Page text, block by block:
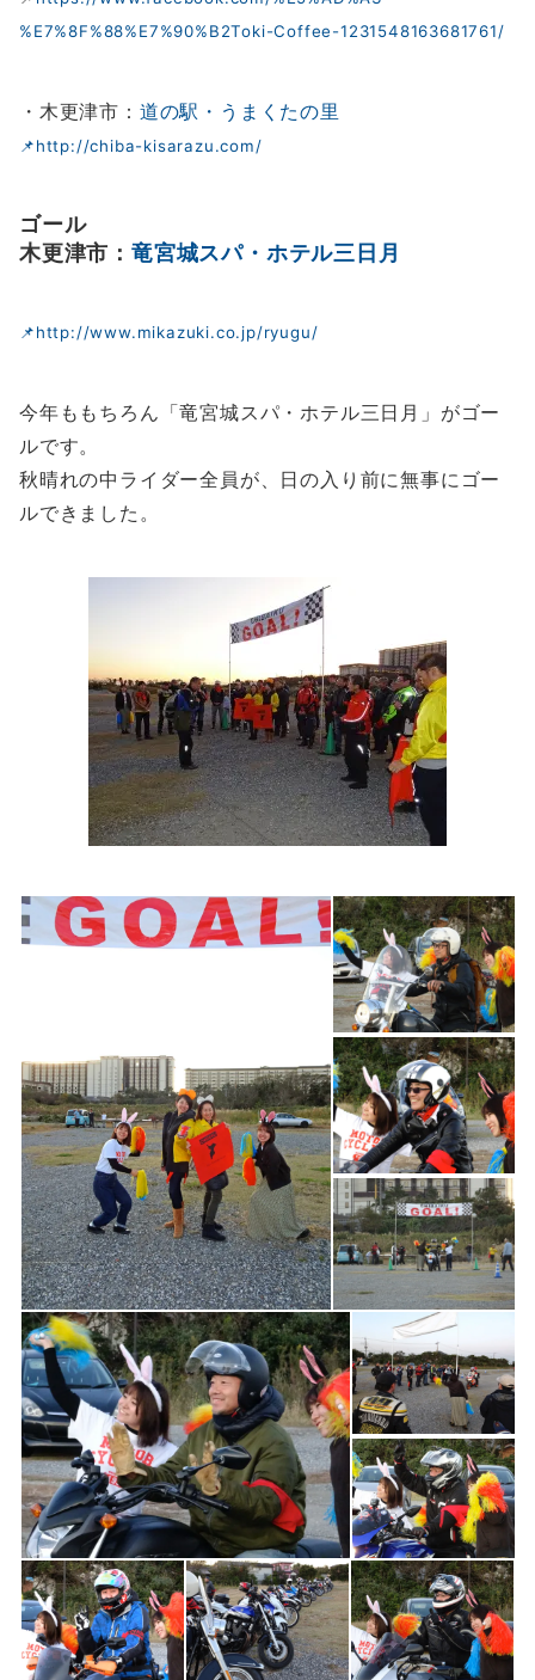
%E7%8F%88%E7%90%B2Toki-Coffee-1231548163681761/
・木更津市： 道の駅・うまくたの里
📌http://chiba-kisarazu.com/
ゴール
木更津市： 竜宮城スパ・ホテル三日月
📌http://www.mikazuki.co.jp/ryugu/
今年ももちろん「竜宮城スパ・ホテル三日月」がゴー
ルです。
秋晴れの中ライダー全員が、日の入り前に無事にゴー
ルできました。